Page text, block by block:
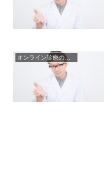
オンライン診療のメリット・デメリット